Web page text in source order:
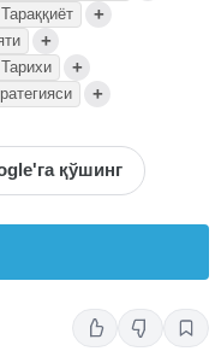
+
+
+
+
қўшинг